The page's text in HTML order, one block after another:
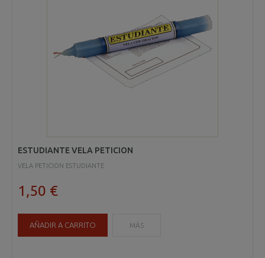
ESTUDIANTE VELA PETICION
VELA PETICION ESTUDIANTE
1,50 €
AÑADIR A CARRITO MÁS